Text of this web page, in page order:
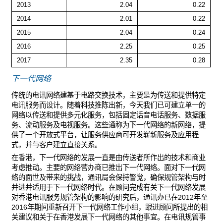
2013
2.04
0.22
2014
2.01
0.22
2015
2.04
0.24
2016
2.25
0.25
2017
2.35 0.28
下一代网络
传统的电讯网络建基于电路交换技术，主要是为传送和提供特定
电讯服务而设计。随着科技推陈出新，今天我们已可建立单一的
网络以传送和提供多元化服务，包括固定话音电话服务、数据服
务、流动服务及电视服务。这些通称为下一代网络的新网络，提
供了一个开放式平台，让服务供应商可开发崭新服务及应用程
式，并与客户建立直接关系。
在香港，下一代网络的发展一直是由传送者所作出的技术和商业
考虑推动。主要的网络营办商已推出下一代网络。面对下一代网
络的面世及带来的挑战，通讯局会保持警觉，确保规管架构与时
并进并适用于下一代网络时代。在顾问完成有关下一代网络发展
对香港电讯服务规管架构的影响的研究后，通讯办已在2012年至
2016年期间重新召开下一代网络工作小组，跟进顾问所提出的相
关建议和关于在香港发展下一代网络的其他事宜。在电讯规管事